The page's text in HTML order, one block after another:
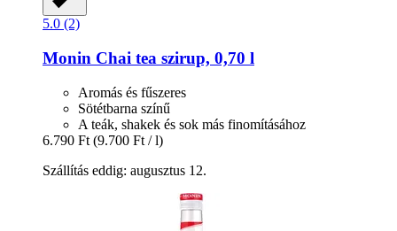
5.0 (2)
Monin Chai tea szirup, 0,70 l
Aromás és fűszeres
Sötétbarna színű
A teák, shakek és sok más finomításához
6.790 Ft (9.700 Ft / l)
Szállítás eddig: augusztus 12.